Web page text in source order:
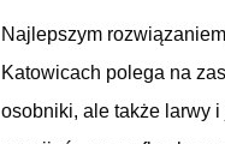
Najlepszym
Katowicach polega na
osobniki, ale także larwy